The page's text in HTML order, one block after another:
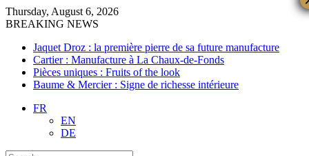
Thursday, August 6, 2026
BREAKING NEWS
Jaquet Droz : la première pierre de sa future manufacture
Cartier : Manufacture à La Chaux-de-Fonds
Pièces uniques : Fruits of the look
Baume & Mercier : Signe de richesse intérieure
FR
EN
DE